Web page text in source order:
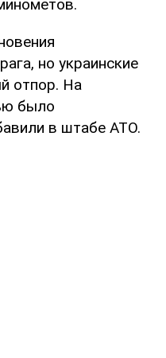
но украинские
отпор. На
было
в штабе АТО.